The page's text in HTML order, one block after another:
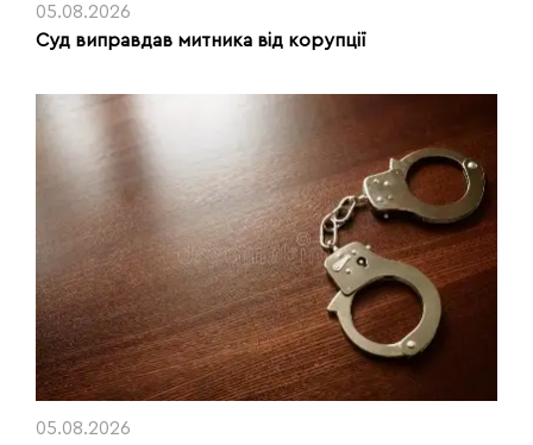
05.08.2026
Суд виправдав митника від корупції
05.08.2026